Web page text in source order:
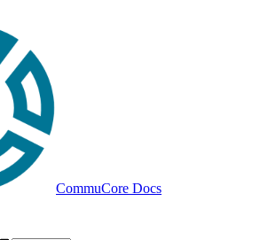
CommuCore Docs